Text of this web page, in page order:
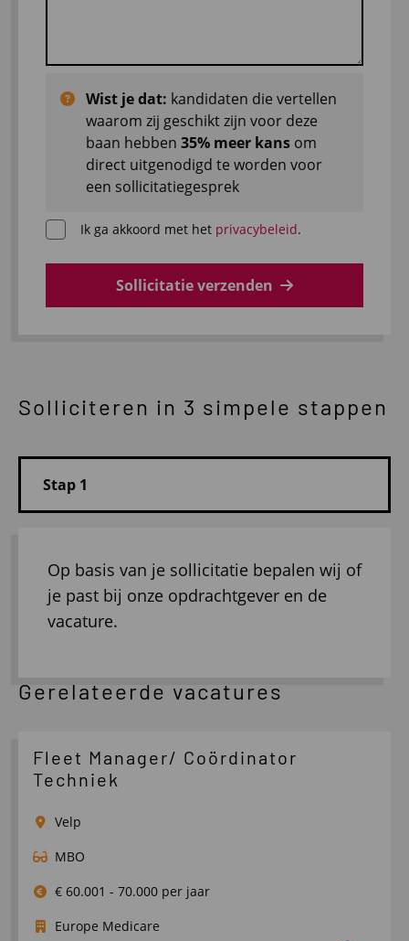
Wist je dat: kandidaten die vertellen
waarom zij geschikt zijn voor deze
baan hebben 35% meer kans om
direct uitgenodigd te worden voor
een sollicitatiegesprek
Ik ga akkoord met het privacybeleid.
Sollicitatie verzenden
Solliciteren in 3 simpele stappen
Op basis van je sollicitatie bepalen wij of
je past bij onze opdrachtgever en de
vacature.
Gerelateerde vacatures
Fleet Manager/ Coördinator
Techniek
Velp
MBO
€ 60.001 - 70.000 per jaar
Europe Medicare